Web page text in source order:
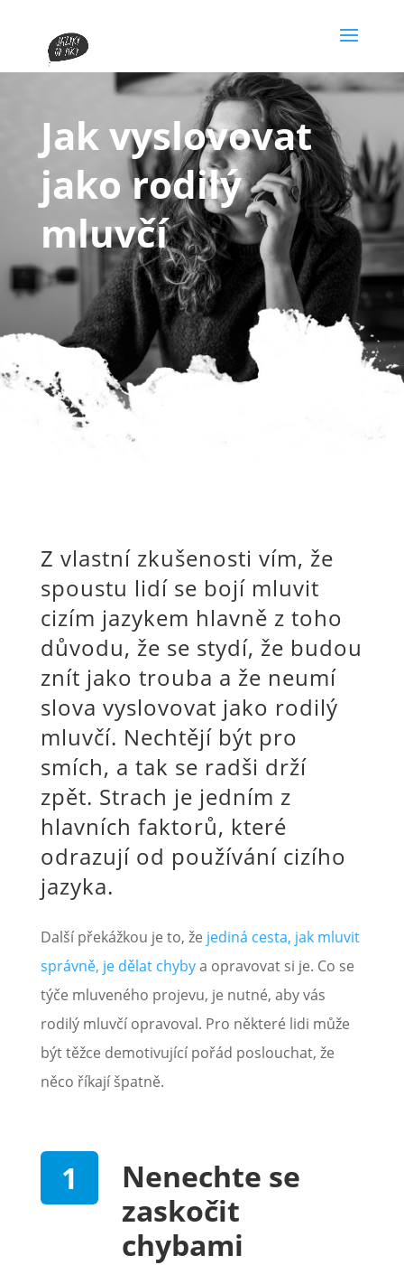
Jak vyslovovat
jako rodilý
mluvčí
Z vlastní zkušenosti vím, že
spoustu lidí se bojí mluvit
cizím jazykem hlavně z toho
důvodu, že se stydí, že budou
znít jako trouba a že neumí
slova vyslovovat jako rodilý
mluvčí. Nechtějí být pro
smích, a tak se radši drží
zpět. Strach je jedním z
hlavních faktorů, které
odrazují od používání cizího
jazyka.
Další překážkou je to, že jediná cesta, jak mluvit
správně, je dělat chybya opravovat si je. Co se
týče mluveného projevu, je nutné, aby vás
rodilý mluvčí opravoval. Pro některé lidi může
být těžce demotivující pořád poslouchat, že
něco říkají špatně.
Nenechte se
zaskočit
chybami